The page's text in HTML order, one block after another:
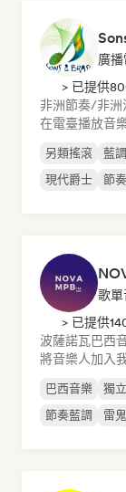
廣
> 已提供
非洲節奏/非洲
在電臺播放音
另類搖滾 藍調
現代爵士
節
歌單
> 已提供
波薩諾瓦巴西
將音樂人加入
巴西音樂 獨
節奏藍調
雷鬼